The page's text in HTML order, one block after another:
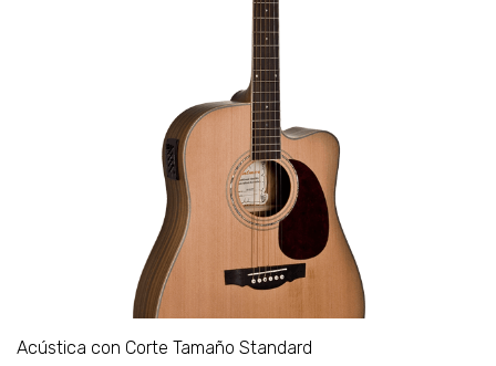
Acústica con Corte Tamaño Standard